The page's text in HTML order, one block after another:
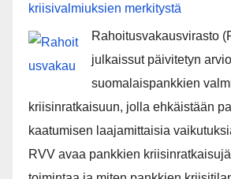
kriisivalmiuksien merkitystä
Rahoitusvakausvirasto
julkaissut päivitetyn
suomalaispankkien
kriisinratkaisuun, jolla ehkäistään
kaatumisen laajamittaisia
RVV avaa pankkien